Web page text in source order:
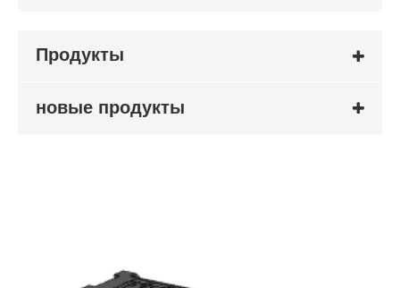
Продукты
новые продукты